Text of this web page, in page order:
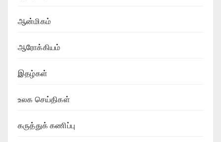
ஆன்மிகம்
ஆரோக்கியம்
இதழ்கள்
உலக செய்திகள்
கருத்துக் கணிப்பு